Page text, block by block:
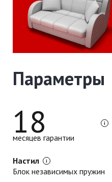
Параметры
Настил
Блок независимых пружин
18
месяцев гарантии